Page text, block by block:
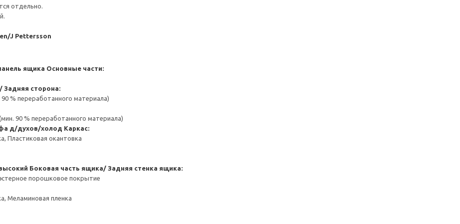
отдельно.
J Pettersson
ящика Основные части:
Задняя сторона:
% переработанного материала)
90 % переработанного материала)
д/духов/холод Каркас:
Пластиковая окантовка
Боковая часть ящика/ Задняя стенка ящика:
порошковое покрытие
Меламиновая пленка